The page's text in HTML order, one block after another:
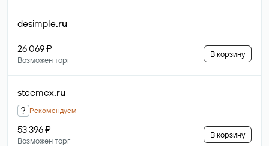
desimple.ru
26 069 ₽
Возможен торг
В корзину
steemex.ru
? Рекомендуем
53 396 ₽
Возможен торг
В корзину